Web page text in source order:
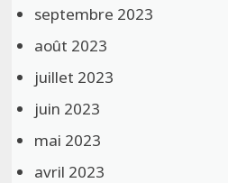
septembre 2023
août 2023
juillet 2023
juin 2023
mai 2023
avril 2023